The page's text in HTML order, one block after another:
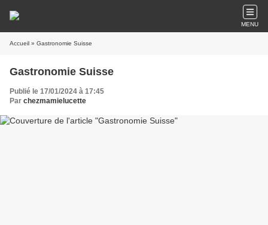
MENU
Accueil » Gastronomie Suisse
Gastronomie Suisse
Publié le 17/01/2024 à 17:45
Par chezmamielucette